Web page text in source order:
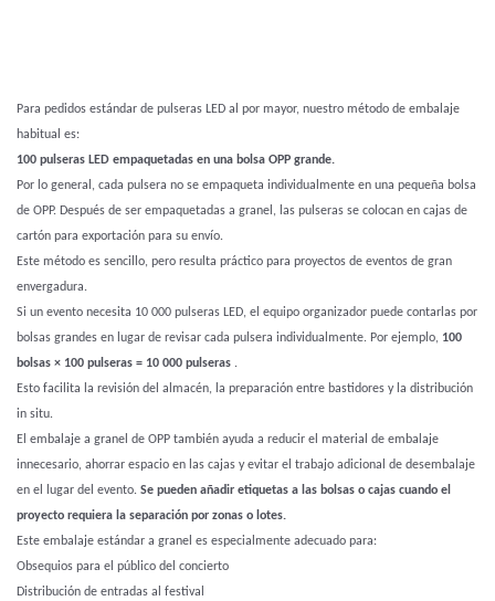
Para pedidos estándar de pulseras LED al por mayor, nuestro método de embalaje
habitual es:
100 pulseras LED empaquetadas en una bolsa OPP grande.
Por lo general, cada pulsera no se empaqueta individualmente en una pequeña bolsa
de OPP. Después de ser empaquetadas a granel, las pulseras se colocan en cajas de
cartón para exportación para su envío.
Este método es sencillo, pero resulta práctico para proyectos de eventos de gran
envergadura.
Si un evento necesita 10 000 pulseras LED, el equipo organizador puede contarlas por
bolsas grandes en lugar de revisar cada pulsera individualmente. Por ejemplo, 100
bolsas × 100 pulseras = 10 000 pulseras .
Esto facilita la revisión del almacén, la preparación entre bastidores y la distribución
in situ.
El embalaje a granel de OPP también ayuda a reducir el material de embalaje
innecesario, ahorrar espacio en las cajas y evitar el trabajo adicional de desembalaje
en el lugar del evento. Se pueden añadir etiquetas a las bolsas o cajas cuando el
proyecto requiera la separación por zonas o lotes.
Este embalaje estándar a granel es especialmente adecuado para:
Obsequios para el público del concierto
Distribución de entradas al festival